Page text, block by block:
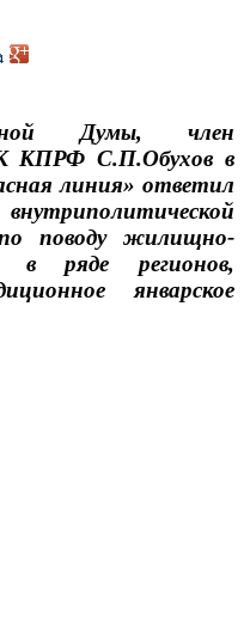
Думы, член
КПРФ С.П.Обухов в
линия» ответил
поводу жилищно-
в ряде регионов,
январское